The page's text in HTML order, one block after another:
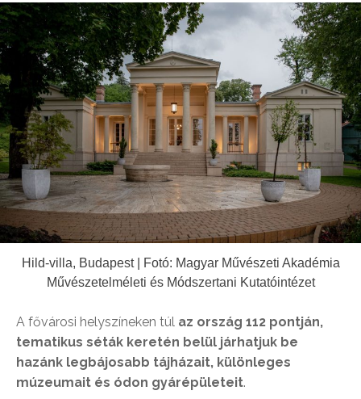
Hild-villa, Budapest | Fotó: Magyar Művészeti Akadémia
Művészetelméleti és Módszertani Kutatóintézet
A fővárosi helyszíneken túl az ország 112 pontján,
tematikus séták keretén belül járhatjuk be
hazánk legbájosabb tájházait, különleges
múzeumait és ódon gyárépületeit.